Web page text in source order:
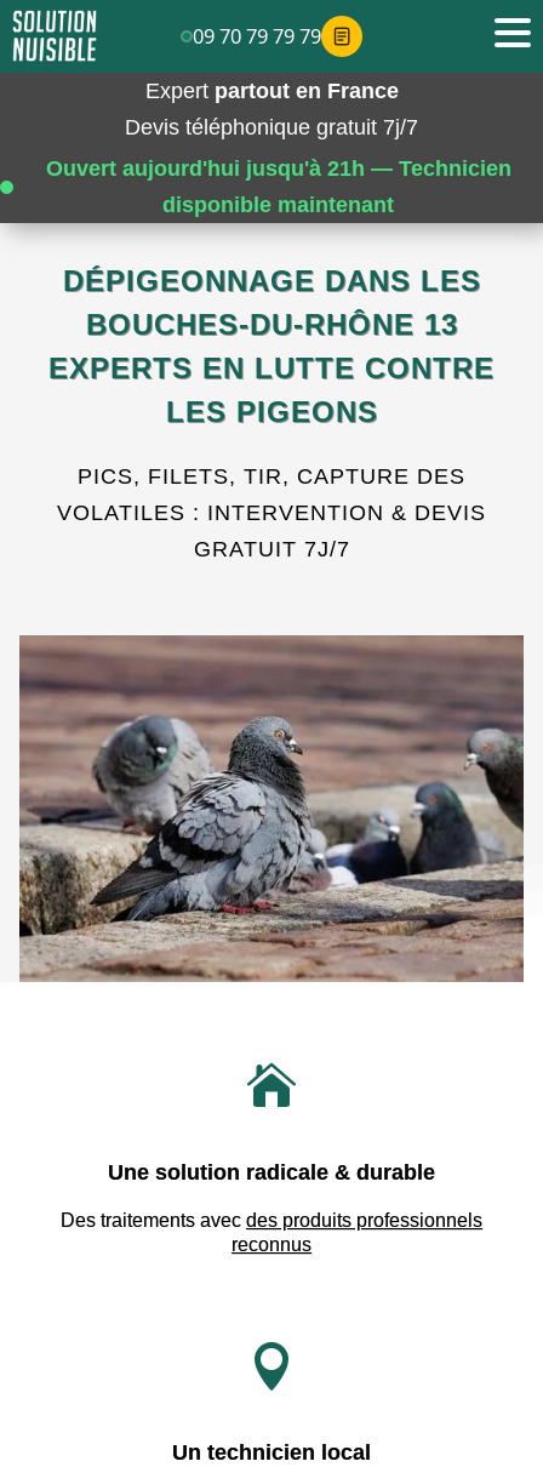
Expert partout en France
Devis téléphonique gratuit 7j/7
Ouvert aujourd'hui jusqu'à 21h — Technicien
disponible maintenant
DÉPIGEONNAGE DANS LES
BOUCHES-DU-RHÔNE 13
EXPERTS EN LUTTE CONTRE
LES PIGEONS
PICS, FILETS, TIR, CAPTURE DES
VOLATILES : INTERVENTION & DEVIS
GRATUIT 7J/7

Une solution radicale & durable
Des traitements avec des produits professionnels
reconnus

Un technicien local
09 70 79 79 79